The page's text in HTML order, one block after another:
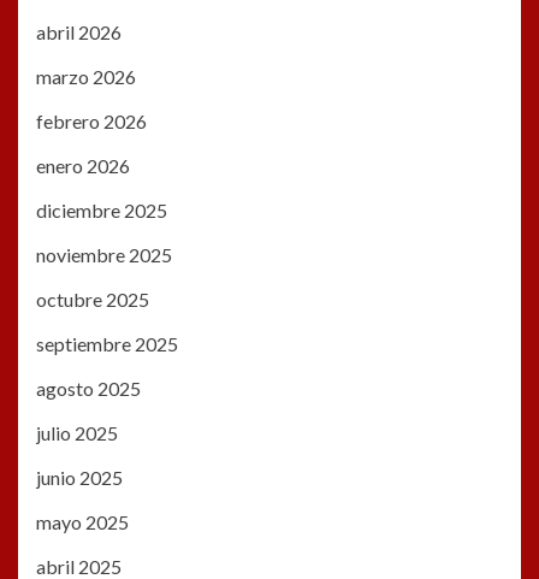
abril 2026
marzo 2026
febrero 2026
enero 2026
diciembre 2025
noviembre 2025
octubre 2025
septiembre 2025
agosto 2025
julio 2025
junio 2025
mayo 2025
abril 2025